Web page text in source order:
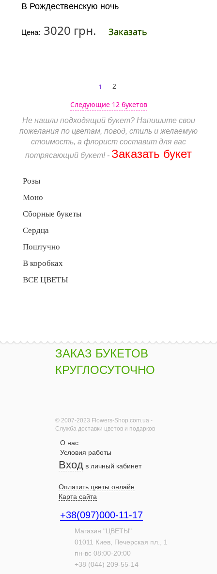
В Рождественскую ночь
Цена: 3020 грн. Заказать
1
2
Следующие 12 букетов
Не нашли подходящий букет? Напишите свои
пожелания по цветам, повод, стиль и желаемую
стоимость, а флорист составит для вас
потрясающий букет! - Заказать букет
Розы
Моно
Сборные букеты
Сердца
Поштучно
В коробках
ВСЕ ЦВЕТЫ
ЗАКАЗ БУКЕТОВ
КРУГЛОСУТОЧНО
© 2007-2023 Flowers-Shop.com.ua -
Служба доставки цветов и подарков
О нас
Условия работы
Вход в личный кабинет
Оплатить цветы онлайн
Карта сайта
+38(097)000-11-17
Магазин "ЦВЕТЫ"
01011 Киев, Печерская пл., 1
пн-вс 08:00-20:00
+38 (044) 209-55-14